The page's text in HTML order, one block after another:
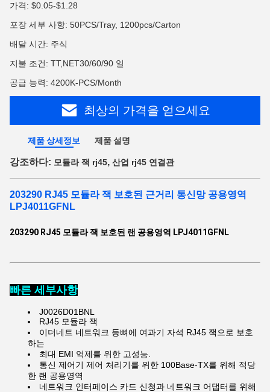
가격: $0.05-$1.28
포장 세부 사항: 50PCS/Tray, 1200pcs/Carton
배달 시간: 주식
지불 조건: TT,NET30/60/90 일
공급 능력: 4200K-PCS/Month
최상의 가격을 얻으세요
제품 상세정보 제품 설명
강조하다: 모듈라 잭 rj45, 산업 rj45 연결관
203290 RJ45 모듈라 잭 보호된 근거리 통신망 공용영역
LPJ4011GFNL
203290 RJ45 모듈라 잭 보호된 랜 공용영역 LPJ4011GFNL
빠른 세부사항
J0026D01BNL
RJ45 모듈라 잭
이더네트 네트워크 등뼈에 여과기 자석 RJ45 잭으로 보호
하는
최대 EMI 억제를 위한 고성능.
통신 제어기 제어 처리기를 위한 100Base-TX를 위해 적당
한 랜 공용영역
네트워크 인터페이스 카드 신청과 네트워크 어댑터를 위해